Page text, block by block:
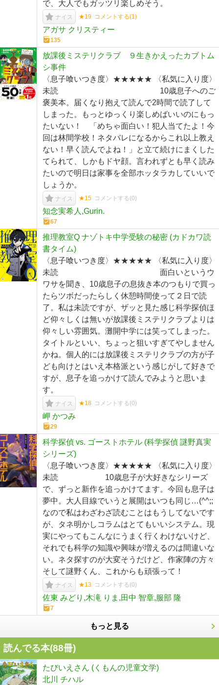
で、大人でもガッツリ楽しめそう。
ナイス ★19 コメントする(1)
アガサ クリスティー
135
放課後ミステリクラブ ９生きかえったカブトム
シ事件
〈息子喰いつき度〉★★★★★ 〈私気に入り度〉
未読 10歳息子へのご
褒美本。届くなり抱えて読んで2時間で読了して
しまった。もっとゆっくり楽しめばいいのにもっ
たいない！ 「めちゃ面白い！犯人当てたよ！今
回は林間学校！ネタバレになるからこれ以上教え
ない！早く読んでよね！」と立て続けにまくした
てられて、しかもドヤ顔。言われずとも早く読み
たいので明日は家事を全部ホッタラカしていいで
しょうか。
ナイス ★15 コメントする(0)
知念実希人,Gurin.
67
推理教室Q ナゾトキ中学受験の秘密 (カドカワ読
書タイム)
〈息子喰いつき度〉★★★★★ 〈私気に入り度〉
未読 面白いというウ
ワサを聞き、10歳息子の息抜き本のつもりで買っ
たらツボだったらしく休憩時間使って２日で読
了。私は未読ですが、ザッと見た感じ科学探偵ほ
ど仰々しくは無いが放課後ミステリクラブよりは
仰々しい雰囲気。灘開中学には笑ってしまった。
タイトルといい、ちょっと狙いすぎてやしません
かね。個人的には放課後ミステリクラブの方が子
ども向けとはいえ本格派という感じがして好きで
すが、息子を追っかけて読んでみようと思いま
す。
ナイス ★18 コメントする(0)
岬 かつみ
29
科学探偵 vs. ゴーストホテル (科学探偵 謎野真実
シリーズ)
〈息子喰いつき度〉★★★★★ 〈私気に入り度〉
未読 10歳息子が大好きなシリーズ
で、ずっと新作を追っかけてます。今回も息子は
夢中。大人目線でいうと展開はいつも同じ…(^^;;
なので私はわざわざ読むことはもうしてないです
が、タネ明かしコラムはとてもいいシステム。現
実にやってもこんなにうまく行くわけないけど、
それでも科学の知識や興味が増えるのは間違いな
い。ネタ探すのが大変そうだけど、作家陣の方々
そして謎野くん、これからも頑張って！
ナイス ★13 コメントする(0)
佐東 みどり,木滝 りま,田中 智章,服部 隆
7
もっと見る
読んでる本(88冊)
たびいえさん (くもんの児童文学)
北川 チハル